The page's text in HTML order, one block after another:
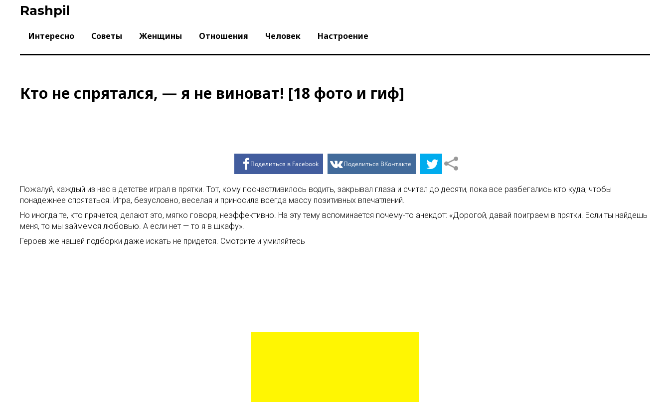
Rashpil
Интересно Советы Женщины Отношения Человек Настроение
Кто не спрятался, — я не виноват! [18 фото и гиф]
Поделиться в Facebook Поделиться ВКонтакте
Пожалуй, каждый из нас в детстве играл в прятки. Тот, кому посчастливилось водить, закрывал глаза и считал до десяти, пока все разбегались кто куда, чтобы
понадежнее спрятаться. Игра, безусловно, веселая и приносила всегда массу позитивных впечатлений.
Но иногда те, кто прячется, делают это, мягко говоря, неэффективно. На эту тему вспоминается почему-то анекдот: «Дорогой, давай поиграем в прятки. Если ты найдешь
меня, то мы займемся любовью. А если нет — то я в шкафу».
Героев же нашей подборки даже искать не придется. Смотрите и умиляйтесь